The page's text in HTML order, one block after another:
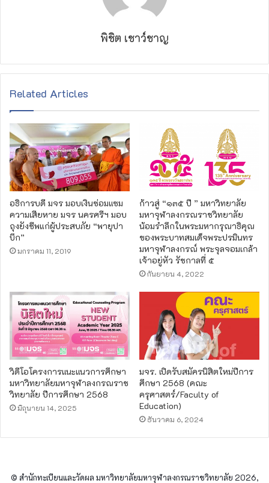
พิชิต เชาว์ชาญ
Related Articles
อธิการบดี มจร มอบเงินซ่อมแซม
ความเสียหาย มจร นครศรีฯ มอบ
ถุงยังชีพแก่ผู้ประสบภัย​ “พายุปา
บึก”
มกราคม 11, 2019
ก้าวสู่ “๑๓๕ ปี ” มหาวิทยาลัย
มหาจุฬาลงกรณราชวิทยาลัย
น้อมรำลึกในพระมหากรุณาธิคุณ
ของพระบาทสมเด็จพระปรมินทร
มหาจุฬาลงกรณ์ พระจุลจอมเกล้า
เจ้าอยู่หัว รัชกาลที่ ๕
กันยายน 4, 2022
วิดีโอโครงการแนะแนวการศึกษา
มหาวิทยาลัยมหาจุฬาลงกรณราช
วิทยาลัย ปีการศึกษา 2568
มิถุนายน 14, 2025
มจร. เปิดรับสมัครนิสิตใหม่ปีการ
ศึกษา 2568 (คณะ
ครุศาสตร์/Faculty of
Education)
ธันวาคม 6, 2024
© สำนักทะเบียนและวัดผล มหาวิทยาลัยมหาจุฬาลงกรณราชวิทยาลัย 2026,